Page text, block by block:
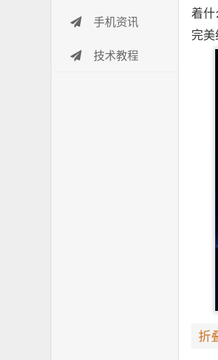
手机资讯
技术教程
着
完
折